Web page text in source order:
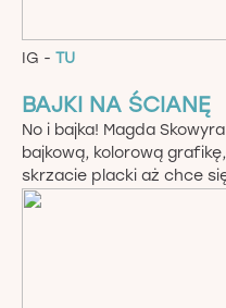
IG - TU
BAJKI NA ŚCIANĘ
No i bajka! Magda
bajkową, kolorową
skrzacie placki aż chce